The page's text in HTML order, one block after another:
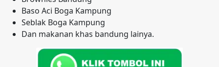
Baso Aci Boga Kampung
Seblak Boga Kampung
Dan makanan khas bandung lainya.